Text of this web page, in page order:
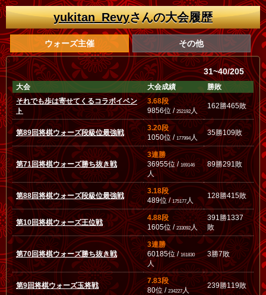
yukitan_Revyさんの大会履歴
ウォーズ主催 その他
31~40/205
大会 大会成績
勝敗
それでも歩は寄せてくるコラボイベン
ト
3.68段
9856位 /252192人
162勝465敗
第89回将棋ウォーズ段級位最強戦
3.20段
1050位 / 177994人
35勝109敗
第71回将棋ウォーズ勝ち抜き戦
3連勝
36955位 /169146
人
89勝291敗
第88回将棋ウォーズ段級位最強戦
3.18段
489位 / 175177 人
128勝415敗
第10回将棋ウォーズ王位戦
4.88段
1605位 /233092人
391勝1337
敗
第70回将棋ウォーズ勝ち抜き戦
3連勝
60185位 /161830
人
3勝7敗
第9回将棋ウォーズ玉将戦
7.83段
80位 / 234227人
239勝119敗